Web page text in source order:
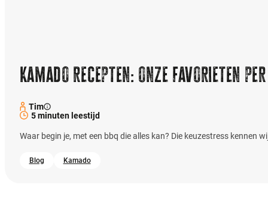
Kamado recepten: onze favorieten
Tim
5 minuten leestijd
Waar begin je, met een bbq die alles kan? Die keuzestress
Blog Kamado